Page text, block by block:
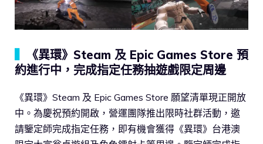
《異環》Steam 及 Epic Games Store 預
約進行中，完成指定任務抽遊戲限定周邊
《異環》Steam 及 Epic Games Store 願望清單現正開放
中。為慶祝預約開啟，營運團隊推出限時社群活動，邀
請鑒定師完成指定任務，即有機會獲得《異環》台港澳